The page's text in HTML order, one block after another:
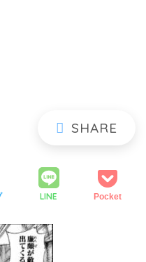
LINE Pocket